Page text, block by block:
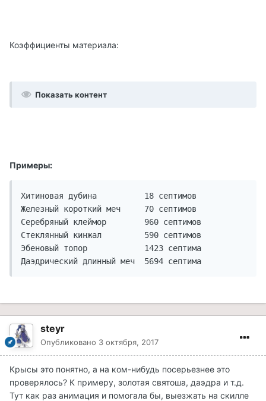
Коэффициенты материала:
Показать контент
Примеры:
Хитиновая дубина	  18 септимов
Железный короткий меч	  70 септимов
Серебряный клеймор	  960 септимов
Стеклянный кинжал	  590 септимов
Эбеновый топор		  1423 септима
steyr
Опубликовано 3 октября, 2017
Крысы это понятно, а на ком-нибудь посерьезнее это
проверялось? К примеру, золотая святоша, даэдра и т.д.
Тут как раз анимация и помогала бы, выезжать на скилле